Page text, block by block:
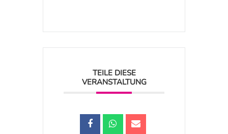
TEILE DIESE
VERANSTALTUNG